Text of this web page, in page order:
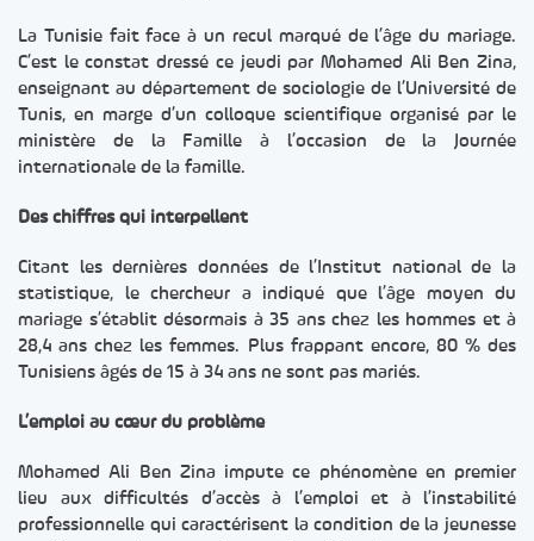
La Tunisie fait face à un recul marqué de l’âge du mariage.
C’est le constat dressé ce jeudi par Mohamed Ali Ben Zina,
enseignant au département de sociologie de l’Université de
Tunis, en marge d’un colloque scientifique organisé par le
ministère de la Famille à l’occasion de la Journée
internationale de la famille.
Des chiffres qui interpellent
Citant les dernières données de l’Institut national de la
statistique, le chercheur a indiqué que l’âge moyen du
mariage s’établit désormais à 35 ans chez les hommes et à
28,4 ans chez les femmes. Plus frappant encore, 80 % des
Tunisiens âgés de 15 à 34 ans ne sont pas mariés.
L’emploi au cœur du problème
Mohamed Ali Ben Zina impute ce phénomène en premier
lieu aux difficultés d’accès à l’emploi et à l’instabilité
professionnelle qui caractérisent la condition de la jeunesse